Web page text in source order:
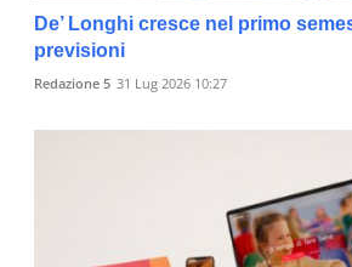
De’ Longhi cresce nel primo
previsioni
Redazione 5 31 Lug 2026 10:27